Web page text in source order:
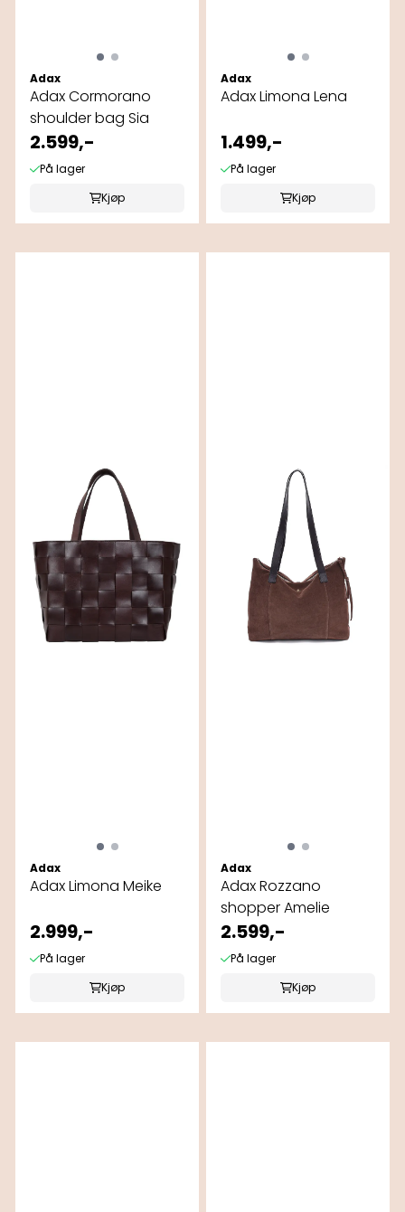
Adax
Adax Cormorano
shoulder bag Sia
2.599,-
På lager
Kjøp
Adax
Adax Limona Lena
1.499,-
På lager
Kjøp
Adax
Adax Limona Meike
2.999,-
På lager
Kjøp
Adax
Adax Rozzano
shopper Amelie
2.599,-
På lager
Kjøp